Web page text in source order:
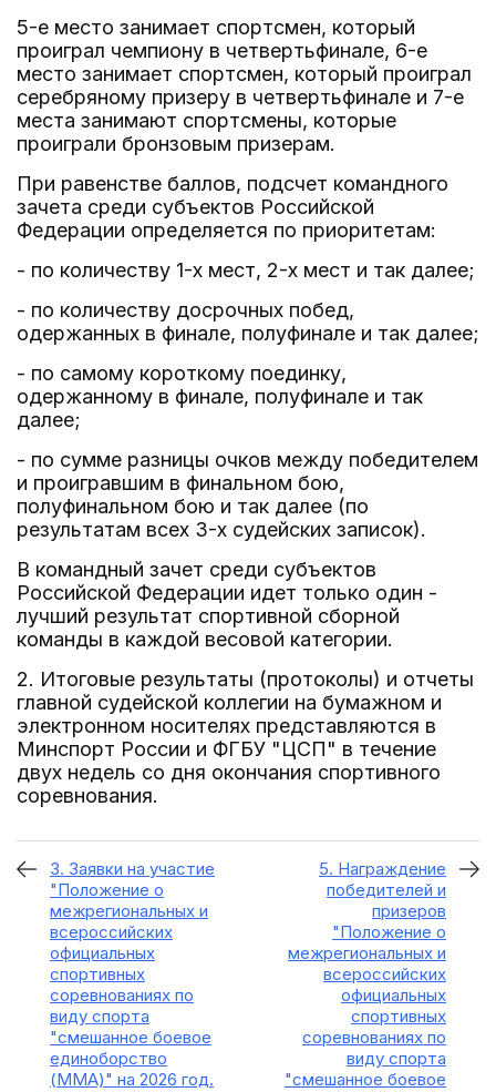
5-е место занимает спортсмен, который
проиграл чемпиону в четвертьфинале, 6-е
место занимает спортсмен, который проиграл
серебряному призеру в четвертьфинале и 7-е
места занимают спортсмены, которые
проиграли бронзовым призерам.
При равенстве баллов, подсчет командного
зачета среди субъектов Российской
Федерации определяется по приоритетам:
- по количеству 1-х мест, 2-х мест и так далее;
- по количеству досрочных побед,
одержанных в финале, полуфинале и так далее;
- по самому короткому поединку,
одержанному в финале, полуфинале и так
далее;
- по сумме разницы очков между победителем
и проигравшим в финальном бою,
полуфинальном бою и так далее (по
результатам всех 3-х судейских записок).
В командный зачет среди субъектов
Российской Федерации идет только один -
лучший результат спортивной сборной
команды в каждой весовой категории.
2. Итоговые результаты (протоколы) и отчеты
главной судейской коллегии на бумажном и
электронном носителях представляются в
Минспорт России и ФГБУ "ЦСП" в течение
двух недель со дня окончания спортивного
соревнования.
3. Заявки на участие
"Положение о
межрегиональных и
всероссийских
официальных
спортивных
соревнованиях по
виду спорта
"смешанное боевое
единоборство
(MMA)" на 2026 год.
5. Награждение
победителей и
призеров
"Положение о
межрегиональных и
всероссийских
официальных
спортивных
соревнованиях по
виду спорта
"смешанное боевое